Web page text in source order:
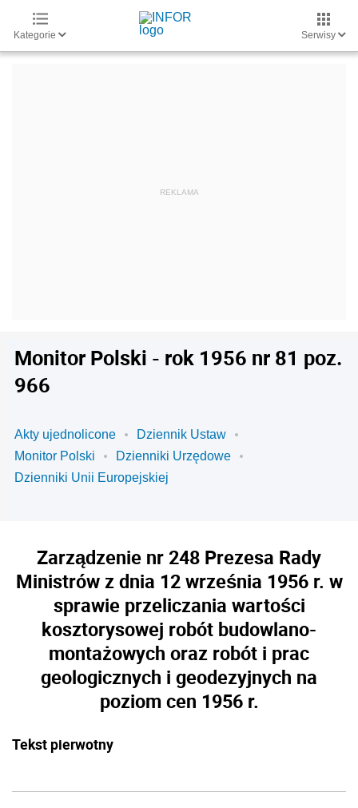
Kategorie Serwisy
Monitor Polski - rok 1956 nr 81 poz.
966
Akty ujednolicone
Dziennik Ustaw
Monitor Polski
Dzienniki Urzędowe
Dzienniki Unii Europejskiej
Zarządzenie nr 248 Prezesa Rady
Ministrów z dnia 12 września 1956 r. w
sprawie przeliczania wartości
kosztorysowej robót budowlano-
montażowych oraz robót i prac
geologicznych i geodezyjnych na
poziom cen 1956 r.
Tekst pierwotny